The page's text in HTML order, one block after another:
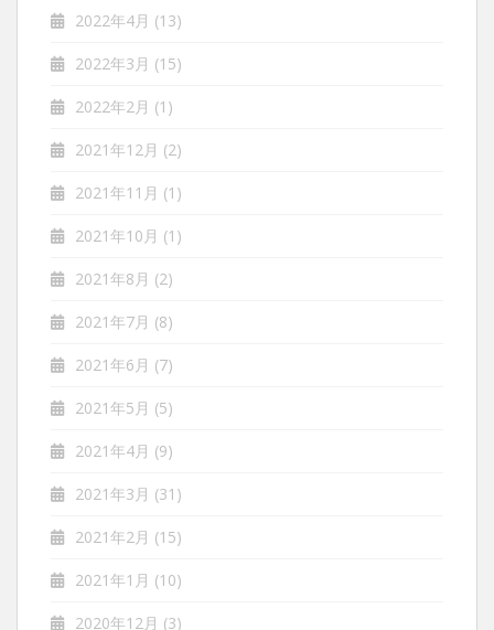
2022年4月 (13)
2022年3月 (15)
2022年2月 (1)
2021年12月 (2)
2021年11月 (1)
2021年10月 (1)
2021年8月 (2)
2021年7月 (8)
2021年6月 (7)
2021年5月 (5)
2021年4月 (9)
2021年3月 (31)
2021年2月 (15)
2021年1月 (10)
2020年12月 (3)